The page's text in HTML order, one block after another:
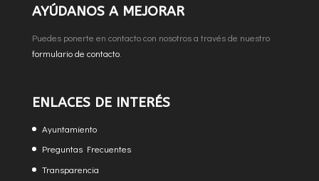
AYÚDANOS A MEJORAR
Puedes ponerte en contacto con nosotros a través de nuestro
formulario de contacto.
ENLACES DE INTERÉS
Ayuntamiento
Preguntas Frecuentes
Transparencia